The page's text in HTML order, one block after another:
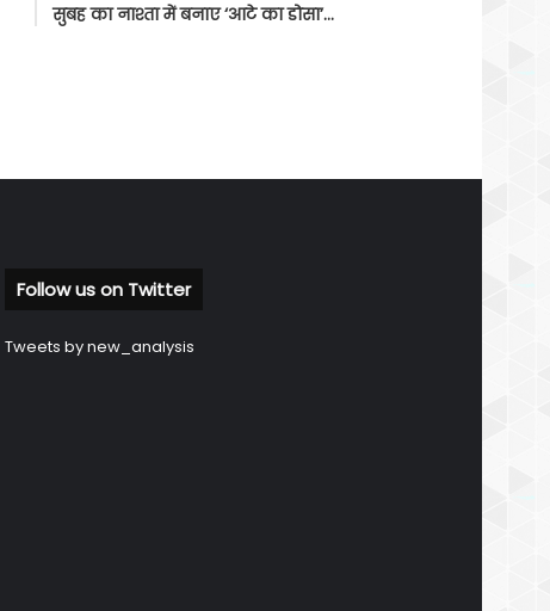
सुबह का नाश्ता में बनाए ‘आटे का डोसा’…
Follow us on Twitter
Tweets by new_analysis